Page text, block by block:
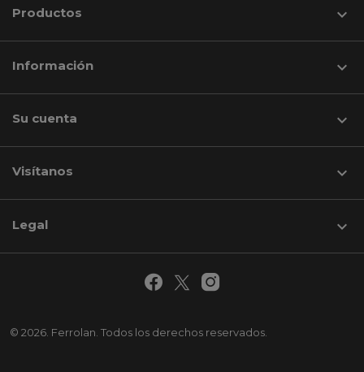
Productos 
Información 
Su cuenta 
Visítanos keyboard_arrow_down
© 2026. Ferrolan. Todos los derechos reservados.
Legal 